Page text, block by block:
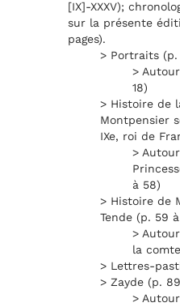
[IX]-XXXV);
sur la présente
pages).
> Portraits (p.
>
18)
> Histoire de
Montpensier
IXe, roi de
>
à 58)
> Histoire de
Tende (p. 59
>
la
> Lettres-
> Zayde (p.
>